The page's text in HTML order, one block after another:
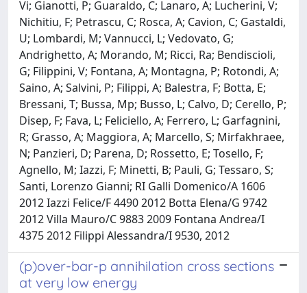
Vi; Gianotti, P; Guaraldo, C; Lanaro, A; Lucherini, V;
Nichitiu, F; Petrascu, C; Rosca, A; Cavion, C; Gastaldi,
U; Lombardi, M; Vannucci, L; Vedovato, G;
Andrighetto, A; Morando, M; Ricci, Ra; Bendiscioli,
G; Filippini, V; Fontana, A; Montagna, P; Rotondi, A;
Saino, A; Salvini, P; Filippi, A; Balestra, F; Botta, E;
Bressani, T; Bussa, Mp; Busso, L; Calvo, D; Cerello, P;
Disep, F; Fava, L; Feliciello, A; Ferrero, L; Garfagnini,
R; Grasso, A; Maggiora, A; Marcello, S; Mirfakhraee,
N; Panzieri, D; Parena, D; Rossetto, E; Tosello, F;
Agnello, M; Iazzi, F; Minetti, B; Pauli, G; Tessaro, S;
Santi, Lorenzo Gianni; RI Galli Domenico/A 1606
2012 Iazzi Felice/F 4490 2012 Botta Elena/G 9742
2012 Villa Mauro/C 9883 2009 Fontana Andrea/I
4375 2012 Filippi Alessandra/I 9530, 2012
(p)over-bar-p annihilation cross sections
at very low energy